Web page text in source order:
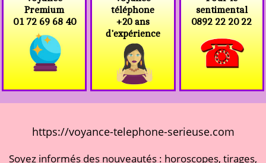
Premium
01 72 69 68 40
téléphone
+20 ans
d'expérience
sentimental
0892 22 20 22
https://voyance-telephone-serieuse.com
Soyez informés des nouveautés : horoscopes, tirages,